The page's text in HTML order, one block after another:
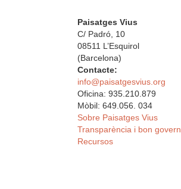
Paisatges Vius
C/ Padró, 10
08511 L’Esquirol
(Barcelona)
Contacte:
info@paisatgesvius.org
Oficina: 935.210.879
Mòbil: 649.056. 034
Sobre Paisatges Vius
Transparència i bon govern
Recursos